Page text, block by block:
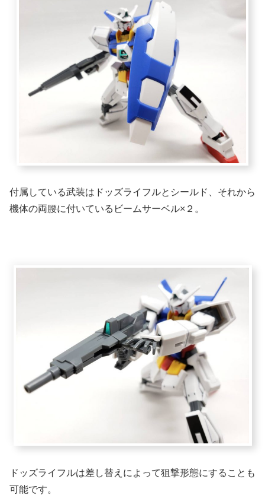
付属している武装はドッズライフルとシールド、それから
機体の両腰に付いているビームサーベル×２。
ドッズライフルは差し替えによって狙撃形態にすることも
可能です。